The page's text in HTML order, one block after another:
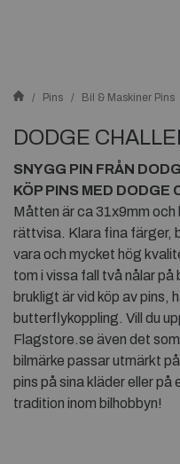
Pins Bil & Maskiner Pins
DODGE
SNYGG PIN FRÅN
KÖP PINS MED DODGE
Måtten är ca 31x9mm och
rättvisa. Klara fina färger,
vara och mycket hög
tom i vissa fall två nålar
brukligt är vid köp av pins,
butterflykoppling. Vill du
Flagstore.se även det
bilmärke passar utmärkt
pins på sina kläder eller på
tradition inom bilhobbyn!